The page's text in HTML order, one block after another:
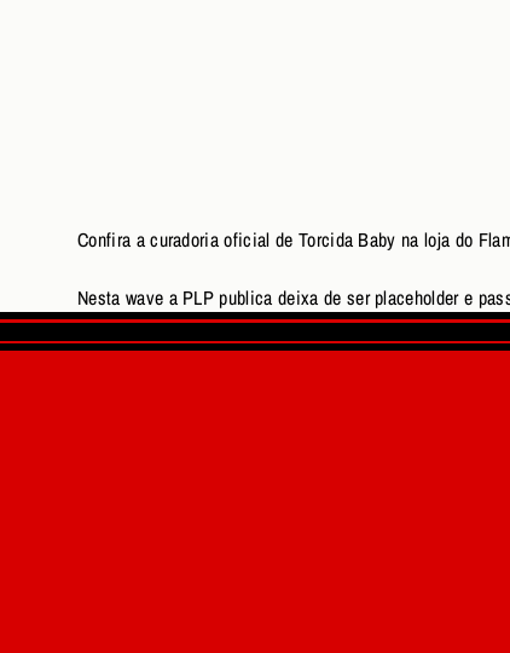
Confira a curadoria oficial de Torcida Baby na loja do
Nesta wave a PLP publica deixa de ser placeholder e